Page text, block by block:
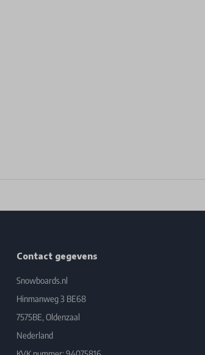
Contact gegevens
Snowboards.nl
Hinmanweg 3 BE68
7575BE, Oldenzaal
Nederland